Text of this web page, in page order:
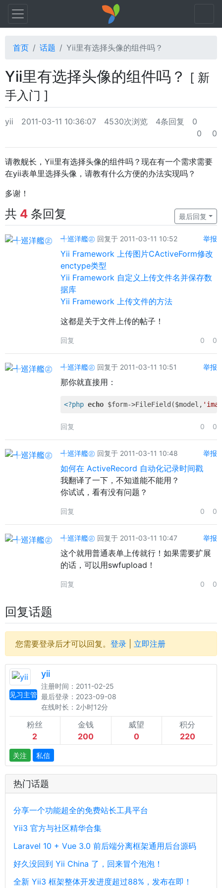
首页 话题 Yii里有选择头像的组件吗？
Yii里有选择头像的组件吗？
[ 新
手入门 ]
yii 2011-03-11 10:36:07 4530次浏览 4条回复
0
0
0
请教舰长，Yii里有选择头像的组件吗？现在有一个需求需要
在yii表单里选择头像，请教有什么方便的办法实现吗？
多谢！
共 4 条回复 最后回复
╃巡洋艦㊣ 回复于 2011-03-11 10:52 举报
Yii Framework 上传图片CActiveForm修改
enctype类型
Yii Framework 自定义上传文件名并保存数
据库
Yii Framework 上传文件的方法
这都是关于文件上传的帖子！
回复 0 0
╃巡洋艦㊣ 回复于 2011-03-11 10:51 举报
那你就直接用：
<?php echo $form->FileField($model,
回复 0 0
╃巡洋艦㊣ 回复于 2011-03-11 10:48 举报
如何在 ActiveRecord 自动化记录时间戳
我翻译了一下，不知道能不能用？
你试试，看有没有问题？
回复 0 0
╃巡洋艦㊣ 回复于 2011-03-11 10:47 举报
这个就用普通表单上传就行！如果需要扩展
的话，可以用swfupload！
回复 0 0
回复话题
您需要登录后才可以回复。 登录 立即注册
见习主管
yii
注册时间：2011-02-25
最后登录：2023-09-08
在线时长：2小时12分
粉丝
2
金钱
200
威望
0
积分
220
关注 私信
热门话题
分享一个功能超全的免费站长工具平台
Yii3 官方与社区精华合集
Laravel 10 + Vue 3.0 前后端分离框架通用后台源码
好久没回到 Yii China 了，回来冒个泡泡！
全新 Yii3 框架整体开发进度超过88%，发布在即！